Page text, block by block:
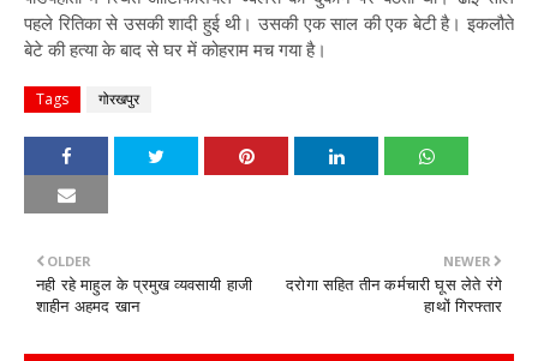
पहले रितिका से उसकी शादी हुई थी। उसकी एक साल की एक बेटी है। इकलौते
बेटे की हत्या के बाद से घर में कोहराम मच गया है।
Tags गोरखपुर
NEWER
दरोगा सहित तीन कर्मचारी घूस लेते रंगे
हाथों गिरफ्तार
OLDER
नही रहे माहुल के प्रमुख व्यवसायी हाजी
शाहीन अहमद खान